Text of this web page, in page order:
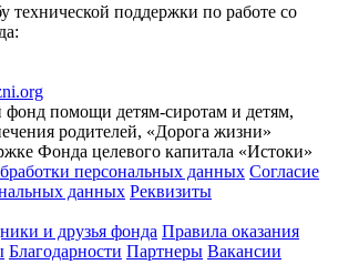
технической поддержки по работе со
фонд помощи детям-сиротам и детям,
родителей, «Дорога жизни»
Фонда целевого капитала «Истоки»
персональных данных Согласие
данных Реквизиты
и друзья фонда Правила оказания
Благодарности Партнеры Вакансии